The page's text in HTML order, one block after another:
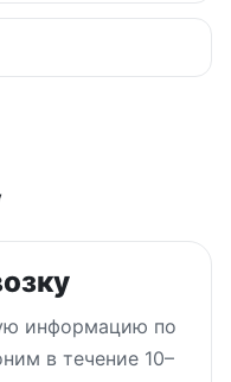
информацию по
в течение 10–